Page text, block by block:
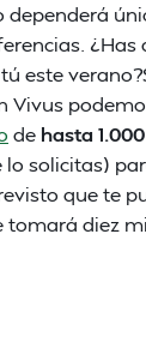
dependerá
¿Has
este
Vivus
de hasta
lo solicitas)
que te
tomará diez